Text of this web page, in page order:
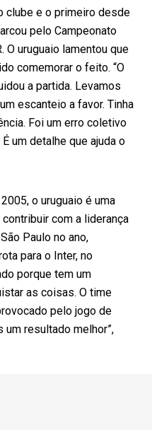
clube e o primeiro desde
pelo Campeonato
O uruguaio lamentou que
comemorar o feito. “O
a partida. Levamos
escanteio a favor. Tinha
Foi um erro coletivo
um detalhe que ajuda o
o uruguaio é uma
com a liderança
Paulo no ano,
para o Inter, no
porque tem um
as coisas. O time
pelo jogo de
um resultado melhor”,